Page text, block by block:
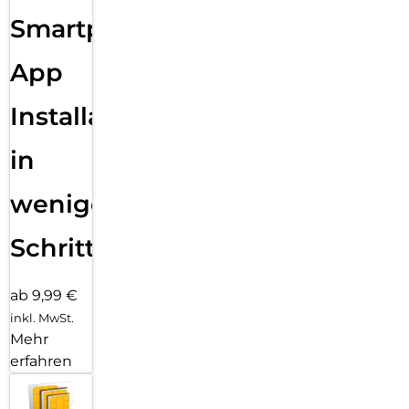
Sende eine Textnachricht, nimm einen Anruf an, hör Musik,
verwende Siri und erhalte Mitteilungen. Die Series 11 (GPS)
funktioniert mit deinem iPhone und im WLAN, damit du in
Smartphone
App
Installation
in
wenigen
Schritten
ab 9,99 €
inkl. MwSt.
Mehr
erfahren